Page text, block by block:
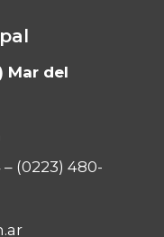
Mar del
– (0223) 480-